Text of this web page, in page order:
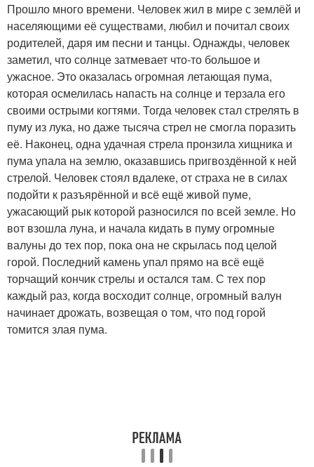
Прошло много времени. Человек жил в мире с землёй и
населяющими её существами, любил и почитал своих
родителей, даря им песни и танцы. Однажды, человек
заметил, что солнце затмевает что-то большое и
ужасное. Это оказалась огромная летающая пума,
которая осмелилась напасть на солнце и терзала его
своими острыми когтями. Тогда человек стал стрелять в
пуму из лука, но даже тысяча стрел не смогла поразить
её. Наконец, одна удачная стрела пронзила хищника и
пума упала на землю, оказавшись пригвоздённой к ней
стрелой. Человек стоял вдалеке, от страха не в силах
подойти к разъярённой и всё ещё живой пуме,
ужасающий рык которой разносился по всей земле. Но
вот взошла луна, и начала кидать в пуму огромные
валуны до тех пор, пока она не скрылась под целой
горой. Последний камень упал прямо на всё ещё
торчащий кончик стрелы и остался там. С тех пор
каждый раз, когда восходит солнце, огромный валун
начинает дрожать, возвещая о том, что под горой
томится злая пума.